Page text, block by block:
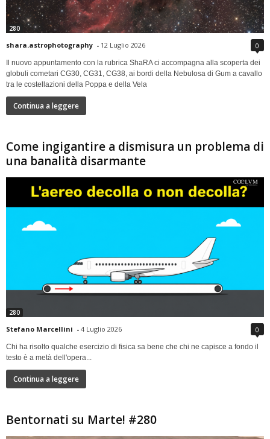
280
shara.astrophotography - 12 Luglio 2026 0
Il nuovo appuntamento con la rubrica ShaRA ci accompagna alla scoperta dei
globuli cometari CG30, CG31, CG38, ai bordi della Nebulosa di Gum a cavallo
tra le costellazioni della Poppa e della Vela
Continua a leggere
Come ingigantire a dismisura un problema di
una banalità disarmante
280
Stefano Marcellini - 4 Luglio 2026 0
Chi ha risolto qualche esercizio di fisica sa bene che chi ne capisce a fondo il
testo è a metà dell'opera...
Continua a leggere
Bentornati su Marte! #280